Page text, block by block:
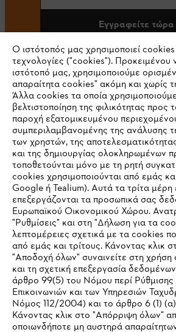
Εγγραφείτε τώρα
Εταιρεία
STIHL Συχνές ερωτήσεις
Service
IHR BROWSER WIRD
UNTERSTÜTZT
Ο ιστότοπός μας χρησιμοποιεί
τεχνολογίες ("cookies"). Προκειμένου
ιστότοπό μας, χρησιμοποιούμε
απαραίτητα cookies" ακόμη και χωρίς
Άλλα cookies τα οποία
βελτιστοποίηση της φιλικότητας προς
παροχή εξατομικευμένου
συμπεριλαμβανομένης της ανάλυσης
των χρηστών, της
και της δημιουργίας ολοκληρωμένων
τοποθετούνται μόνο με τη ρητή
cookies χρησιμοποιούνται από εμάς
Google ή Tealium). Αυτά τα τρίτα μέρη
επεξεργάζονται τα προσωπικά σας
Ευρωπαϊκού Οικονομικού Χώρου.
"Ρυθμίσεις" και στη "Δήλωση για τα
λεπτομέρειες σχετικά με τα cookies
από εμάς και τρίτους. Κάνοντας κλικ
"Αποδοχή όλων" συναινείτε στη
και τη σχετική επεξεργασία
άρθρο 99(5) του Νόμου περί
Επικοινωνιών και των Υπηρεσιών
Νόμος 112/2004) και το άρθρο 6 (1)
Κάνοντας κλικ στο "Απόρριψη όλων"
οποιωνδήποτε μη αυστηρά